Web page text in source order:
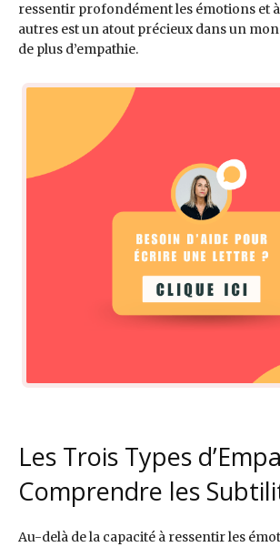
ressentir profondément les émotions et
autres est un atout précieux dans un
de plus d’empathie.
Les Trois Types
Comprendre les
Au-delà de la capacité à ressentir les